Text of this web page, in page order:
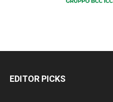
EDITOR PICKS